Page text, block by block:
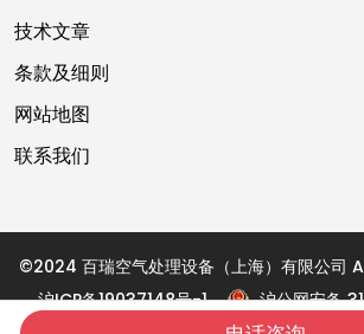
技术文章
条款及细则
网站地图
联系我们
©2024 百瑞空气处理设备（上海）有限公
沪ICP备19037148号-1
沪公网安备